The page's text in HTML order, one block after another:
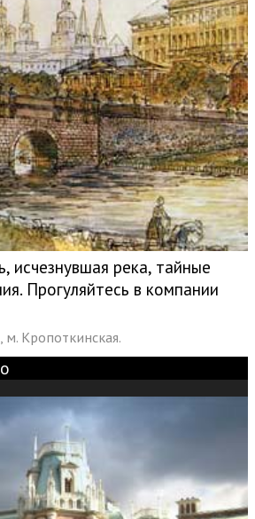
исчезнувшая река, тайные
Прогуляйтесь в компании
Кропоткинская.